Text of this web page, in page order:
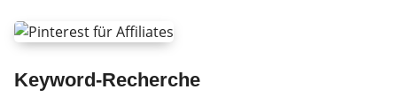
Keyword-Recherche